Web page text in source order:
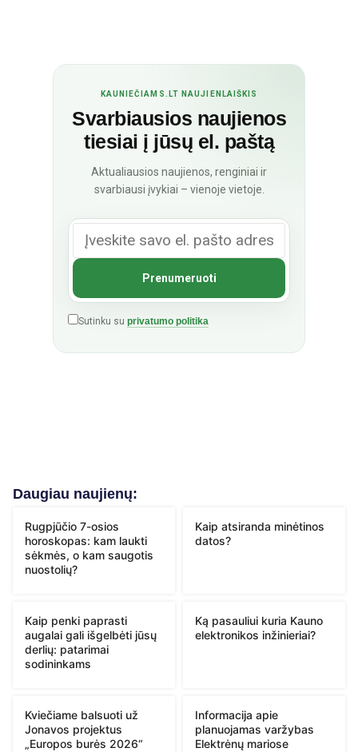
KAUNIEČIAMS.LT NAUJIENLAIŠKIS
Svarbiausios naujienos
tiesiai į jūsų el. paštą
Aktualiausios naujienos, renginiai ir
svarbiausi įvykiai – vienoje vietoje.
Sutinku su privatumo politika
Daugiau naujienų:
Rugpjūčio 7-osios
horoskopas: kam laukti
sėkmės, o kam saugotis
nuostolių?
Kaip atsiranda minėtinos
datos?
Kaip penki paprasti
augalai gali išgelbėti jūsų
derlių: patarimai
sodininkams
Ką pasauliui kuria Kauno
elektronikos inžinieriai?
Kviečiame balsuoti už
Jonavos projektus
„Europos burės 2026“
Informacija apie
planuojamas varžybas
Elektrėnų mariose